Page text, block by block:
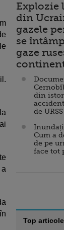
Explozie
din
gazele
se
gaze
din
de URSS
Cum a
de pe
face tot
Top